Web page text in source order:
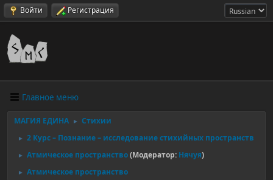
Войти Регистрация
Главное меню
МАГИЯ ЕДИНА ► Стихии
► 2 Курс – Познание – исследование стихийных пространств
► Атмическое пространство(Модератор: Нячуя)
► Атмическое пространство